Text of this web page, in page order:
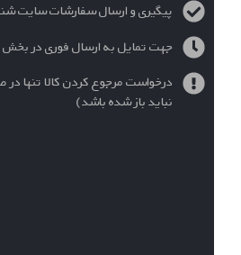
پیگیری و ارسال سفارشات سایت شنبه الی
جهت تمایل به ارسال فوری در
درخواست مرجوع کردن کالا تنها
نباید باز شده باشد)